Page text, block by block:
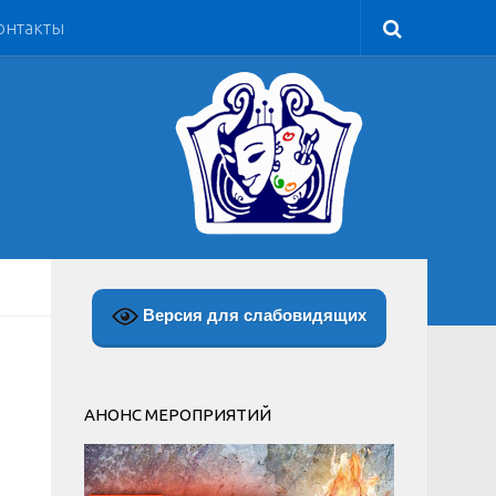
Версия для слабовидящих
АНОНС МЕРОПРИЯТИЙ